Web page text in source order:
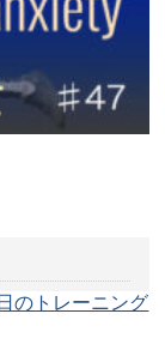
のトレーニング